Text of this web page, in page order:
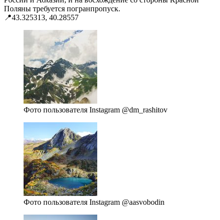
Поляны требуется погранпропуск.
📍43.325313, 40.28557
Фото пользователя Instagram @dm_rashitov
Фото пользователя Instagram @aasvobodin